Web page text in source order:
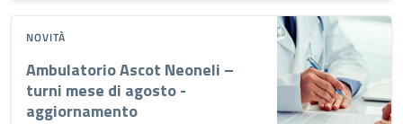
NOVITÀ
Ambulatorio Ascot Neoneli –
turni mese di agosto -
aggiornamento